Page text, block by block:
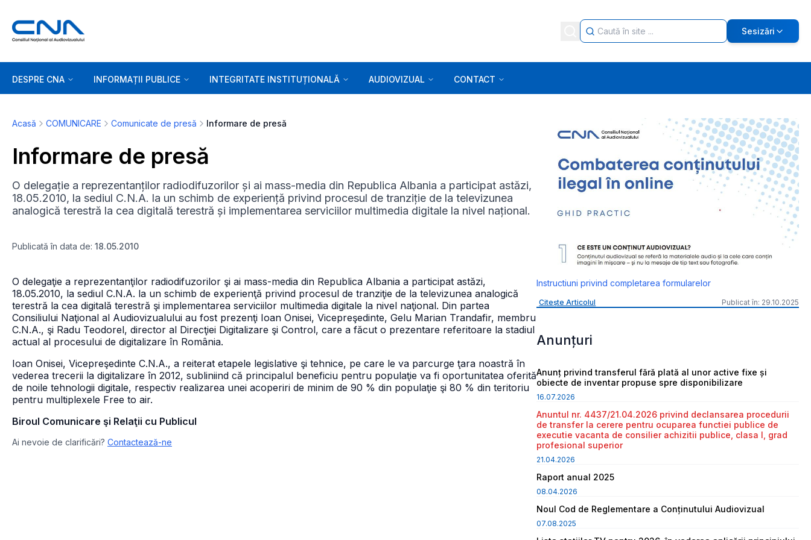
Sesizări
DESPRE CNA INFORMAȚII PUBLICE INTEGRITATE INSTITUȚIONALĂ AUDIOVIZUAL CONTACT
Acasă COMUNICARE Comunicate de presă Informare de presă
Informare de presă
O delegație a reprezentanților radiodifuzorilor și ai mass-media din Republica Albania a participat astăzi,
18.05.2010, la sediul C.N.A. la un schimb de experiență privind procesul de tranziție de la televizunea
analogică terestră la cea digitală terestră și implementarea serviciilor multimedia digitale la nivel național.
Publicată în data de: 18.05.2010
O delegaţie a reprezentanţilor radiodifuzorilor şi ai mass-media din Republica Albania a participat astăzi,
18.05.2010, la sediul C.N.A. la un schimb de experienţă privind procesul de tranziţie de la televizunea analogică
terestră la cea digitală terestră şi implementarea serviciilor multimedia digitale la nivel naţional. Din partea
Consiliului Naţional al Audiovizualului au fost prezenţi Ioan Onisei, Vicepreşedinte, Gelu Marian Trandafir, membru
C.N.A., şi Radu Teodorel, director al Direcţiei Digitalizare şi Control, care a făcut o prezentare referitoare la stadiul
actual al procesului de digitalizare în România.
Ioan Onisei, Vicepreşedinte C.N.A., a reiterat etapele legislative şi tehnice, pe care le va parcurge ţara noastră în
vederea trecerii la digitalizare în 2012, subliniind că principalul beneficiu pentru populaţie va fi oportunitatea oferită
de noile tehnologii digitale, respectiv realizarea unei acoperiri de minim de 90 % din populaţie şi 80 % din teritoriu
pentru multiplexele Free to air.
Biroul Comunicare şi Relaţii cu Publicul
Ai nevoie de clarificări? Contactează-ne
Instructiuni privind completarea formularelor
Citește Articolul Publicat în: 29.10.2025
Anunțuri
Anunț privind transferul fără plată al unor active fixe și
obiecte de inventar propuse spre disponibilizare
16.07.2026
Anuntul nr. 4437/21.04.2026 privind declansarea procedurii
de transfer la cerere pentru ocuparea functiei publice de
executie vacanta de consilier achizitii publice, clasa I, grad
profesional superior
21.04.2026
Raport anual 2025
08.04.2026
Noul Cod de Reglementare a Conținutului Audiovizual
07.08.2025